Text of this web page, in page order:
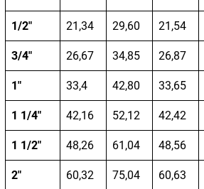
1/2″ 21,34 29,60 21,54
3/4″ 26,67 34,85 26,87
1″ 33,4 42,80 33,65
1 1/4″ 42,16 52,12 42,42
1 1/2″ 48,26 61,04 48,56
2″ 60,32 75,04 60,63